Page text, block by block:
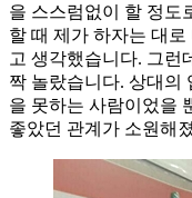
을 스스럼없이 할 정도
할 때 제가 하자는 대
고 생각했습니다. 그런
짝 놀랐습니다. 상대의
을 못하는 사람이었을
좋았던 관계가 소원해